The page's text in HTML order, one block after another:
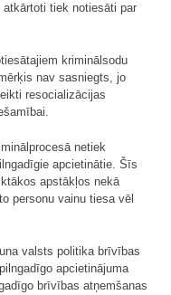
tiek notiesāti par
kriminālsodu
nav sasniegts, jo
resocializācijas
netiek
apcietinātie. Šīs
apstākļos nekā
personu vainu tiesa vēl
valsts politika brīvības
apcietinājuma
brīvības atņemšanas